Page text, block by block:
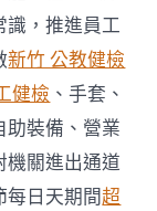
識，推進員工
新竹 公教健檢
健檢 、手套、
助裝備、營業
機關進出通道
每日天期間超